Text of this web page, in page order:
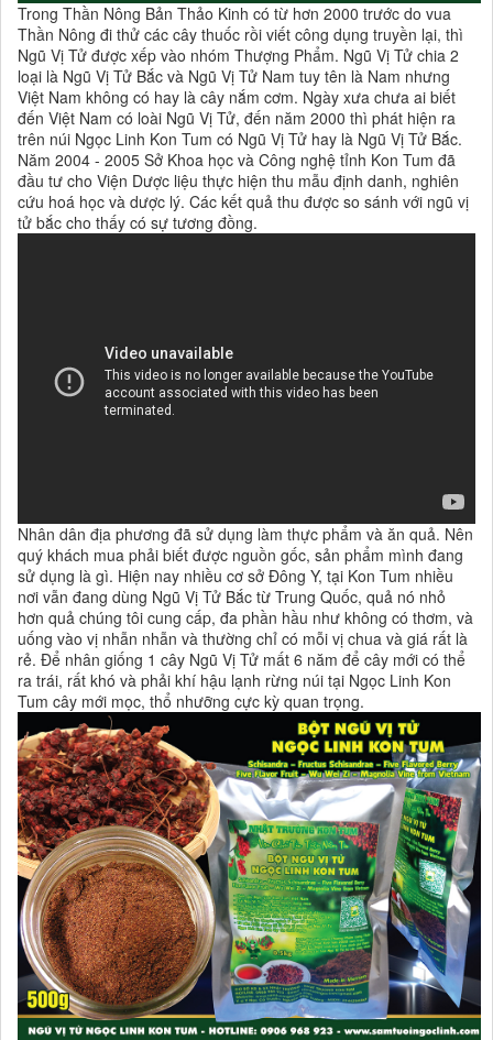
Trong Thần Nông Bản Thảo Kinh có từ hơn 2000 trước do vua
Thần Nông đi thử các cây thuốc rồi viết công dụng truyền lại, thì
Ngũ Vị Tử được xếp vào nhóm Thượng Phẩm. Ngũ Vị Tử chia 2
loại là Ngũ Vị Tử Bắc và Ngũ Vị Tử Nam tuy tên là Nam nhưng
Việt Nam không có hay là cây nắm cơm. Ngày xưa chưa ai biết
đến Việt Nam có loài Ngũ Vị Tử, đến năm 2000 thì phát hiện ra
trên núi Ngọc Linh Kon Tum có Ngũ Vị Tử hay là Ngũ Vị Tử Bắc.
Năm 2004 - 2005 Sở Khoa học và Công nghệ tỉnh Kon Tum đã
đầu tư cho Viện Dược liệu thực hiện thu mẫu định danh, nghiên
cứu hoá học và dược lý. Các kết quả thu được so sánh với ngũ vị
tử bắc cho thấy có sự tương đồng.
Nhân dân địa phương đã sử dụng làm thực phẩm và ăn quả. Nên
quý khách mua phải biết được nguồn gốc, sản phẩm mình đang
sử dụng là gì. Hiện nay nhiều cơ sở Đông Y, tại Kon Tum nhiều
nơi vẫn đang dùng Ngũ Vị Tử Bắc từ Trung Quốc, quả nó nhỏ
hơn quả chúng tôi cung cấp, đa phần hầu như không có thơm, và
uống vào vị nhẫn nhẫn và thường chỉ có mỗi vị chua và giá rất là
rẻ. Để nhân giống 1 cây Ngũ Vị Tử mất 6 năm để cây mới có thể
ra trái, rất khó và phải khí hậu lạnh rừng núi tại Ngọc Linh Kon
Tum cây mới mọc, thổ nhưỡng cực kỳ quan trọng.